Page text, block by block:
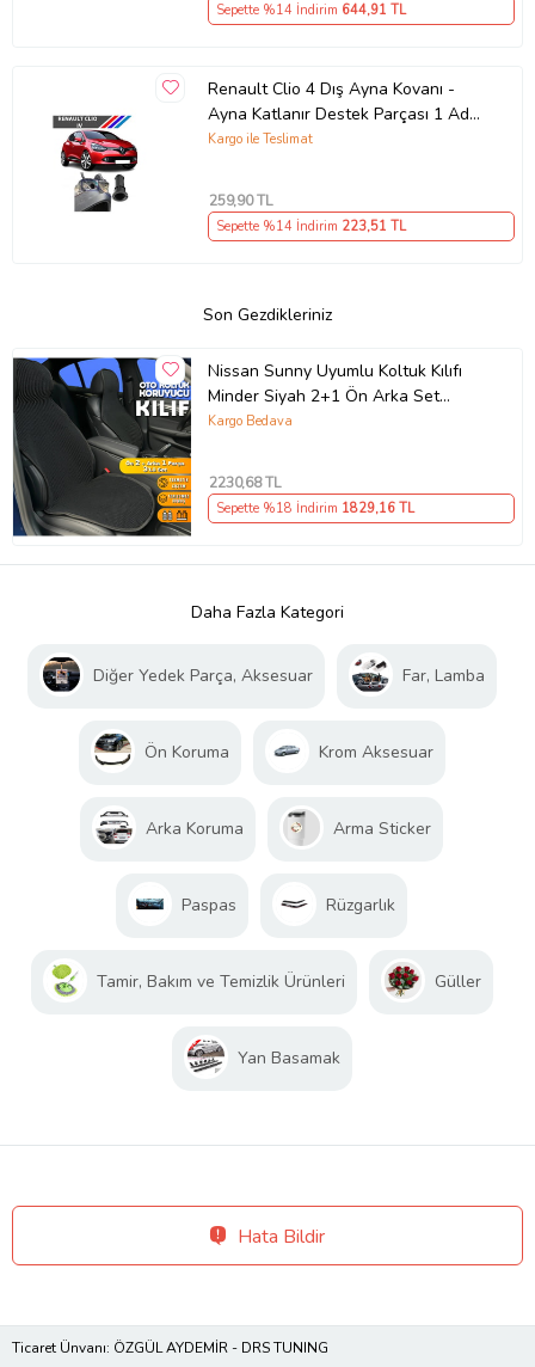
Sepette %14 İndirim 644,91 TL
Renault Clio 4 Dış Ayna Kovanı -
Ayna Katlanır Destek Parçası 1 Adet
490307706 M3625
Kargo ile Teslimat
259,90 TL
Sepette %14 İndirim 223,51 TL
Son Gezdikleriniz
Nissan Sunny Uyumlu Koltuk Kılıfı
Minder Siyah 2+1 Ön Arka Set
(Karışık)
Kargo Bedava
2230,68 TL
Sepette %18 İndirim 1829,16 TL
Daha Fazla Kategori
Diğer Yedek Parça, Aksesuar Far, Lamba
Ön Koruma Krom Aksesuar
Arka Koruma Arma Sticker
Paspas Rüzgarlık
Tamir, Bakım ve Temizlik Ürünleri Güller
Yan Basamak
Hata Bildir
Ticaret Ünvanı: ÖZGÜL AYDEMİR - DRS TUNING